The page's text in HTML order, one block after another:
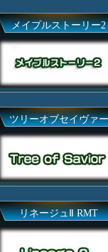
メイプルストーリー2
ツリーオブセイヴァー
リネージュⅡ RMT